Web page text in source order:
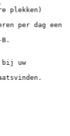
plekken)
per dag een
bij uw